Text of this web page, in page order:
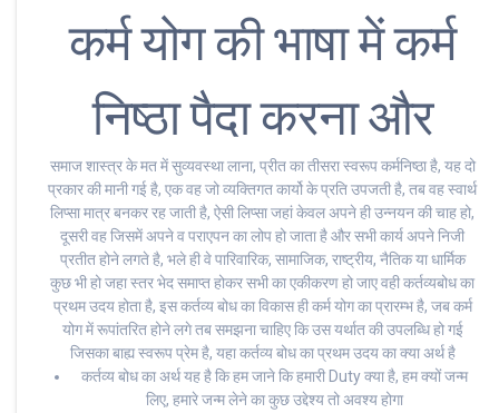
कर्म योग की भाषा में कर्म
निष्ठा पैदा करना और
समाज शास्त्र के मत में सुव्यवस्था लाना, प्रीत का तीसरा स्वरूप कर्मनिष्ठा है, यह दो
प्रकार की मानी गई है, एक वह जो व्यक्तिगत कार्यो के प्रति उपजती है, तब वह स्वार्थ
लिप्सा मात्र बनकर रह जाती है, ऐसी लिप्सा जहां केवल अपने ही उन्नयन की चाह हो,
दूसरी वह जिसमें अपने व पराएपन का लोप हो जाता है और सभी कार्य अपने निजी
प्रतीत होने लगते है, भले ही वे पारिवारिक, सामाजिक, राष्ट्रीय, नैतिक या धार्मिक
कुछ भी हो जहा स्तर भेद समाप्त होकर सभी का एकीकरण हो जाए वही कर्तव्यबोध का
प्रथम उदय होता है, इस कर्तव्य बोध का विकास ही कर्म योग का प्रारम्भ है, जब कर्म
योग में रूपांतरित होने लगे तब समझना चाहिए कि उस यर्थात की उपलब्धि हो गई
जिसका बाह्य स्वरूप प्रेम है, यहा कर्तव्य बोध का प्रथम उदय का क्या अर्थ है
कर्तव्य बोध का अर्थ यह है कि हम जाने कि हमारी Duty क्या है, हम क्यों जन्म
लिए, हमारे जन्म लेने का कुछ उद्देश्य तो अवश्य होगा